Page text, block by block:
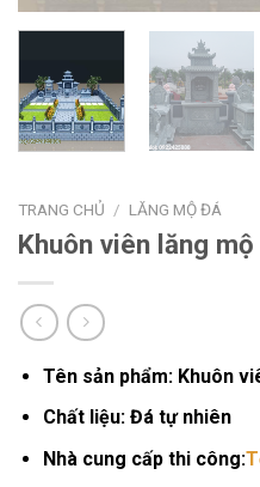
TRANG CHỦ / LĂNG MỘ ĐÁ
Khuôn viên lăng mộ
Tên sản phẩm:Khuôn
Chất liệu:Đá tự nhiên
Nhà cung cấp thi công: